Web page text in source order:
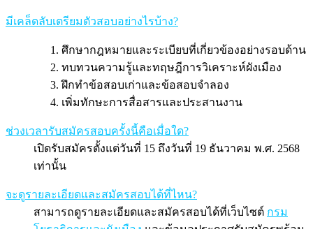
มีเคล็ดลับเตรียมตัวสอบอย่างไรบ้าง?
ศึกษากฎหมายและระเบียบที่เกี่ยวข้องอย่างรอบด้าน
ทบทวนความรู้และทฤษฎีการวิเคราะห์ผังเมือง
ฝึกทำข้อสอบเก่าและข้อสอบจำลอง
เพิ่มทักษะการสื่อสารและประสานงาน
ช่วงเวลารับสมัครสอบครั้งนี้คือเมื่อใด?
เปิดรับสมัครตั้งแต่วันที่ 15 ถึงวันที่ 19 ธันวาคม พ.ศ. 2568
เท่านั้น
จะดูรายละเอียดและสมัครสอบได้ที่ไหน?
สามารถดูรายละเอียดและสมัครสอบได้ที่เว็บไซต์ กรม